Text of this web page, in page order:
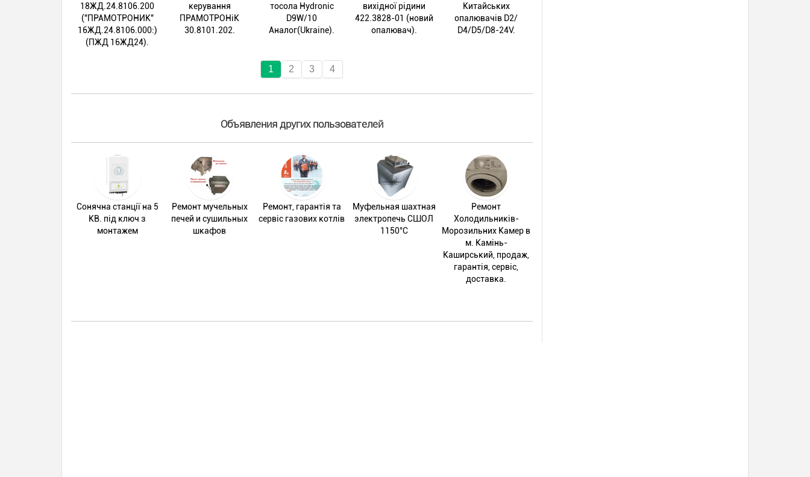
18ЖД.24.8106.200
("ПРАМОТРОНИК"
16ЖД.24.8106.000:)
(ПЖД 16ЖД24).
керування
ПРАМОТРОНіК
30.8101.202.
тосола Hydronic
D9W/10
Аналог(Ukraine).
вихідної рідини
422.3828-01 (новий
опалювач).
Китайських
опалювачів D2/
D4/D5/D8-24V.
1 2 3 4
Объявления других пользователей
Сонячна станції на 5
КВ. під ключ з
монтажем
Ремонт мучельных
печей и сушильных
шкафов
Ремонт, гарантія та
сервіс газових котлів
Муфельная шахтная
электропечь СШОЛ
1150°С
Ремонт
Холодильників-
Морозильних Камер в
м. Камінь-
Каширський, продаж,
гарантія, сервіс,
доставка.